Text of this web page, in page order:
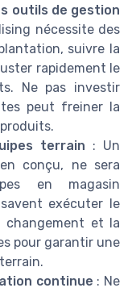
outils de gestion
nécessite des
suivre la
rapidement le
Ne pas investir
peut freiner la
terrain : Un
conçu, ne sera
en magasin
exécuter le
changement et la
pour garantir une
continue : Ne